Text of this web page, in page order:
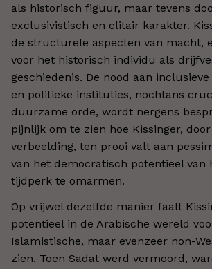
als historisch figuur, maar tevens
exclusivistisch en elitair karakter.
de structurele aspecten van macht,
voor het historisch individu als
geschiedenis. De nood aan
en politieke instituties, nochtans
duurzame orde, wordt nergens
pijnlijk om te zien hoe Kissinger,
verbeelding, ten prooi valt aan
van het democratisch potentieel van
tijdperk te omarmen.
Op vrijwel dezelfde manier faalt
potentieel in de Arabische wereld
Islamistische, maar evenzeer non-
zien. Toen Sadat werd vermoord,